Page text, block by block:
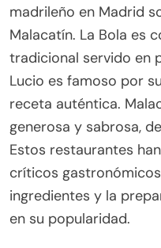
madrileño en Madrid
Malacatín. La Bola es
tradicional servido en
Lucio es famoso por
receta auténtica.
generosa y sabrosa,
Estos restaurantes
críticos
ingredientes y la
en su popularidad.